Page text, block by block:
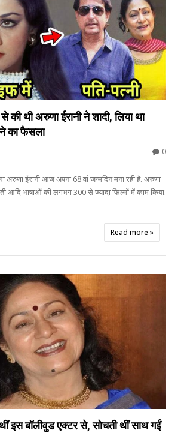
की थी अरुणा ईरानी ने शादी, लिया था
का फैसला
0
अरुणा ईरानी आज अपना 68 वां जन्मदिन मना रही है. अरुणा
आदि भाषाओं की लगभग 300 से ज्यादा फिल्मों में काम किया.
Read more »
इस बॉलीवुड एक्टर से, सोचती थीं साथ गईं